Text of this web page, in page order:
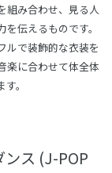
組み合わせ、見る人
を伝えるものです。
ルで装飾的な衣装を
楽に合わせて体全体
。
ンス (J-POP